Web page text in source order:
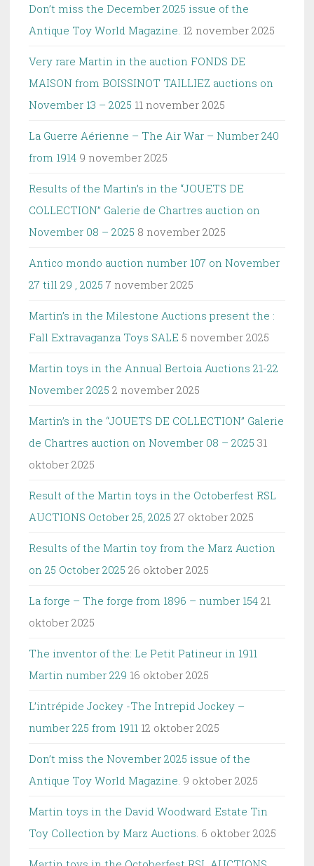
Don’t miss the December 2025 issue of the
Antique Toy World Magazine. 12 november 2025
Very rare Martin in the auction FONDS DE
MAISON from BOISSINOT TAILLIEZ auctions on
November 13 – 2025 11 november 2025
La Guerre Aérienne – The Air War – Number 240
from 1914 9 november 2025
Results of the Martin’s in the “JOUETS DE
COLLECTION” Galerie de Chartres auction on
November 08 – 2025 8 november 2025
Antico mondo auction number 107 on November
27 till 29 , 2025 7 november 2025
Martin’s in the Milestone Auctions present the :
Fall Extravaganza Toys SALE 5 november 2025
Martin toys in the Annual Bertoia Auctions 21-22
November 2025 2 november 2025
Martin’s in the “JOUETS DE COLLECTION” Galerie
de Chartres auction on November 08 – 2025 31
oktober 2025
Result of the Martin toys in the Octoberfest RSL
AUCTIONS October 25, 2025 27 oktober 2025
Results of the Martin toy from the Marz Auction
on 25 October 2025 26 oktober 2025
La forge – The forge from 1896 – number 154 21
oktober 2025
The inventor of the: Le Petit Patineur in 1911
Martin number 229 16 oktober 2025
L’intrépide Jockey -The Intrepid Jockey –
number 225 from 1911 12 oktober 2025
Don’t miss the November 2025 issue of the
Antique Toy World Magazine. 9 oktober 2025
Martin toys in the David Woodward Estate Tin
Toy Collection by Marz Auctions. 6 oktober 2025